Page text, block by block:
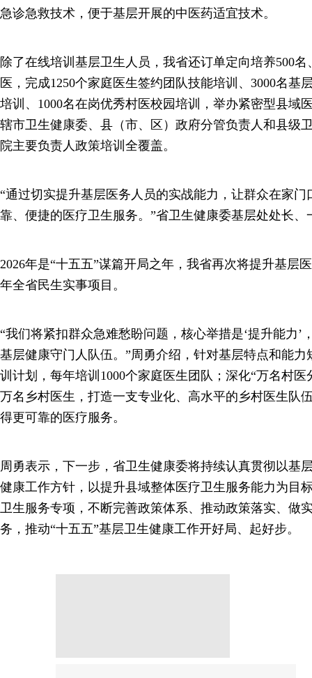
急诊急救技术，便于基层开展的中医药适宜技术。
除了在线培训基层卫生人员，我省还订单定向培养500
医，完成1250个家庭医生签约团队技能培训、3000名基
培训、1000名在岗优秀村医校园培训，举办紧密型县域
辖市卫生健康委、县（市、区）政府分管负责人和县级
院主要负责人政策培训全覆盖。
“通过切实提升基层医务人员的实战能力，让群众在家
靠、便捷的医疗卫生服务。”省卫生健康委基层处处长
2026年是“十五五”谋篇开局之年，我省再次将提升基层
年全省民生实事项目。
“我们将紧扣群众急难愁盼问题，核心举措是‘提升能力’
基层健康守门人队伍。”周勇介绍，针对基层特点和能
训计划，每年培训1000个家庭医生团队；深化“万名村
万名乡村医生，打造一支专业化、高水平的乡村医生队
得更可靠的医疗服务。
周勇表示，下一步，省卫生健康委将持续认真贯彻以基
健康工作方针，以提升县域整体医疗卫生服务能力为目
卫生服务专项，不断完善政策体系、推动政策落实、做
务，推动“十五五”基层卫生健康工作开好局、起好步。